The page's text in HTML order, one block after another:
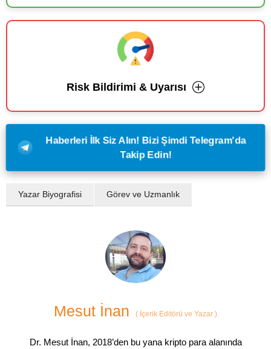
Risk Bildirimi & Uyarısı
Haberleri İlk Siz Alın! Bizi Şimdi Telegram'da
Takip Edin!
Yazar Biyografisi Görev ve Uzmanlık
Mesut İnan ( İçerik Editörü ve Yazar )
Dr. Mesut İnan, 2018’den bu yana kripto para alanında